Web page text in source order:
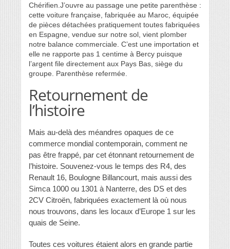
Chérifien.J’ouvre au passage une petite parenthèse :
cette voiture française, fabriquée au Maroc, équipée
de pièces détachées pratiquement toutes fabriquées
en Espagne, vendue sur notre sol, vient plomber
notre balance commerciale. C’est une importation et
elle ne rapporte pas 1 centime à Bercy puisque
l’argent file directement aux Pays Bas, siège du
groupe. Parenthèse refermée.
Retournement de
l’histoire
Mais au-delà des méandres opaques de ce
commerce mondial contemporain, comment ne
pas être frappé, par cet étonnant retournement de
l’histoire. Souvenez-vous le temps des R4, des
Renault 16, Boulogne Billancourt, mais aussi des
Simca 1000 ou 1301 à Nanterre, des DS et des
2CV Citroën, fabriquées exactement là où nous
nous trouvons, dans les locaux d’Europe 1 sur les
quais de Seine.
Toutes ces voitures étaient alors en grande partie